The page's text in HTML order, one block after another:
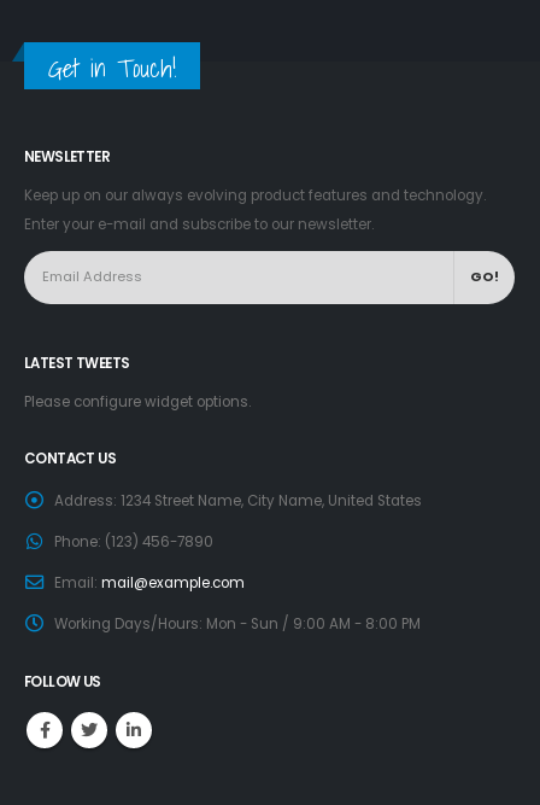
Get in Touch!
NEWSLETTER
Keep up on our always evolving product features and technology.
Enter your e-mail and subscribe to our newsletter.
LATEST TWEETS
Please configure widget options.
CONTACT US
Address: 1234 Street Name, City Name, United States
Phone: (123) 456-7890
Email: mail@example.com
Working Days/Hours: Mon - Sun / 9:00 AM - 8:00 PM
FOLLOW US